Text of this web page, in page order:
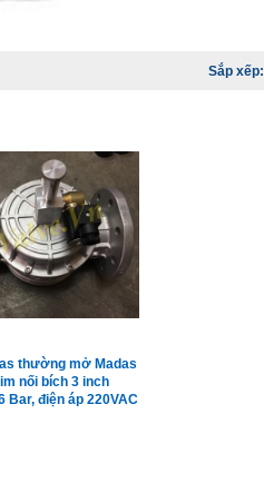
Sắp xếp:
thường mở Madas
nối bích 3 inch
Bar, điện áp 220VAC